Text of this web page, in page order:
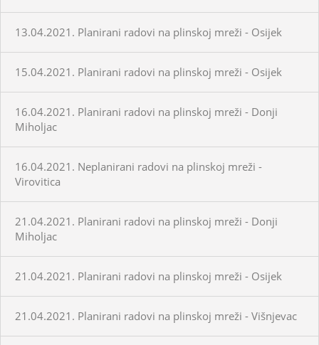
13.04.2021. Planirani radovi na plinskoj mreži - Osijek
15.04.2021. Planirani radovi na plinskoj mreži - Osijek
16.04.2021. Planirani radovi na plinskoj mreži - Donji
Miholjac
16.04.2021. Neplanirani radovi na plinskoj mreži -
Virovitica
21.04.2021. Planirani radovi na plinskoj mreži - Donji
Miholjac
21.04.2021. Planirani radovi na plinskoj mreži - Osijek
21.04.2021. Planirani radovi na plinskoj mreži - Višnjevac